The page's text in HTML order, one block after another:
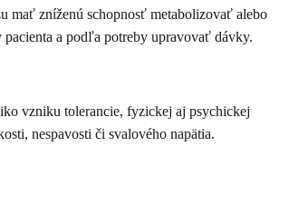
mať zníženú schopnosť metabolizovať alebo
a podľa potreby upravovať dávky.
vzniku tolerancie, fyzickej aj psychickej
nespavosti či svalového napätia.